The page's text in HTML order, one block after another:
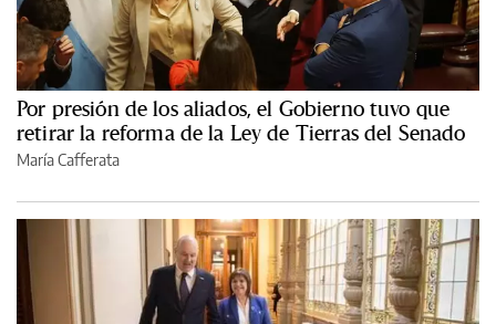
Por presión de los aliados, el Gobierno tuvo que
retirar la reforma de la Ley de Tierras del Senado
María Cafferata